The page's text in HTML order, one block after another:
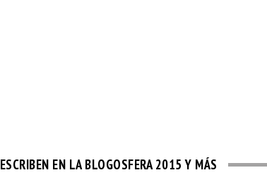
ESCRIBEN EN LA BLOGOSFERA 2015 Y MÁS